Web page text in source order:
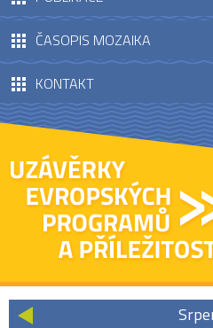
ČASOPIS MOZAIKA
KONTAKT